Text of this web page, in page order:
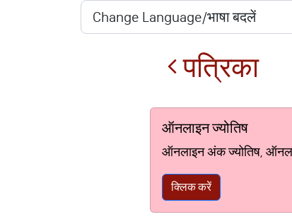
पत्रिका
ऑनलाइन ज्योतिष
ऑनलाइन अंक ज्योतिष,
क्लिक करें